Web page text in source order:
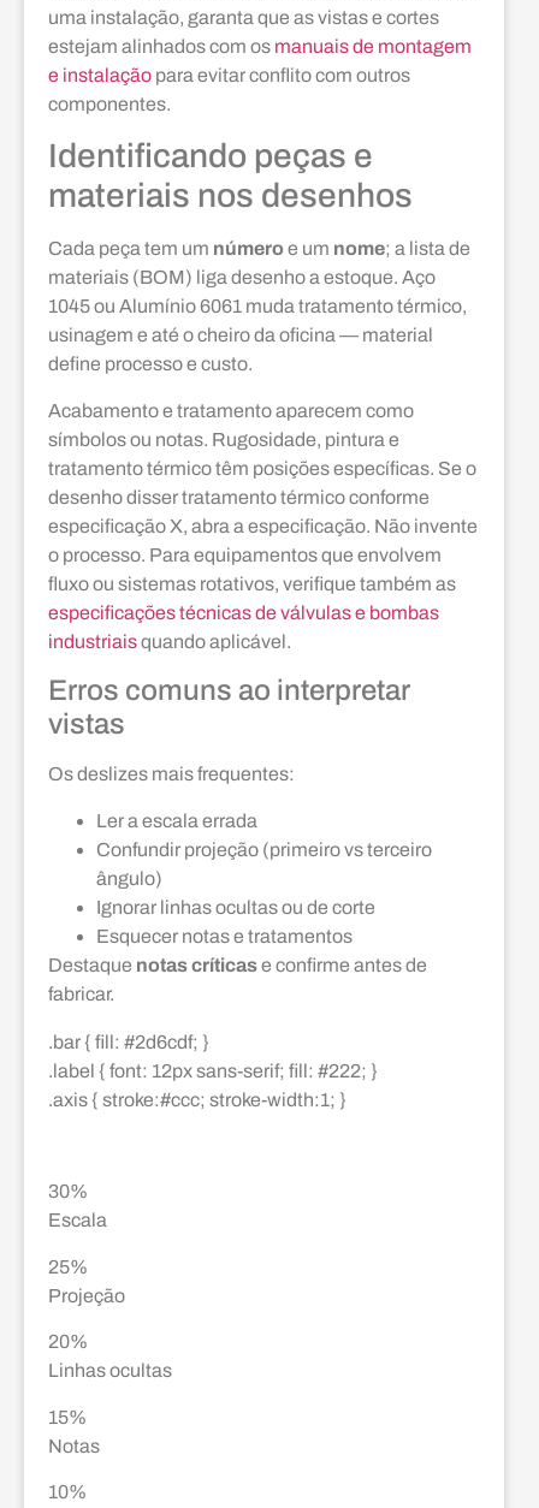
uma instalação, garanta que as vistas e cortes
estejam alinhados com os manuais de montagem
e instalação para evitar conflito com outros
componentes.
Identificando peças e
materiais nos desenhos
Cada peça tem um número e um nome; a lista de
materiais (BOM) liga desenho a estoque. Aço
1045 ou Alumínio 6061 muda tratamento térmico,
usinagem e até o cheiro da oficina — material
define processo e custo.
Acabamento e tratamento aparecem como
símbolos ou notas. Rugosidade, pintura e
tratamento térmico têm posições específicas. Se o
desenho disser tratamento térmico conforme
especificação X, abra a especificação. Não invente
o processo. Para equipamentos que envolvem
fluxo ou sistemas rotativos, verifique também as
especificações técnicas de válvulas e bombas
industriaisquando aplicável.
Erros comuns ao interpretar
vistas
Os deslizes mais frequentes:
Ler a escala errada
Confundir projeção (primeiro vs terceiro
ângulo)
Ignorar linhas ocultas ou de corte
Esquecer notas e tratamentos
Destaque notas críticase confirme antes de
fabricar.
.bar { fill: #2d6cdf; }
.label { font: 12px sans-serif; fill: #222; }
.axis { stroke:#ccc; stroke-width:1; }
30%
Escala
25%
Projeção
20%
Linhas ocultas
15%
Notas
10%